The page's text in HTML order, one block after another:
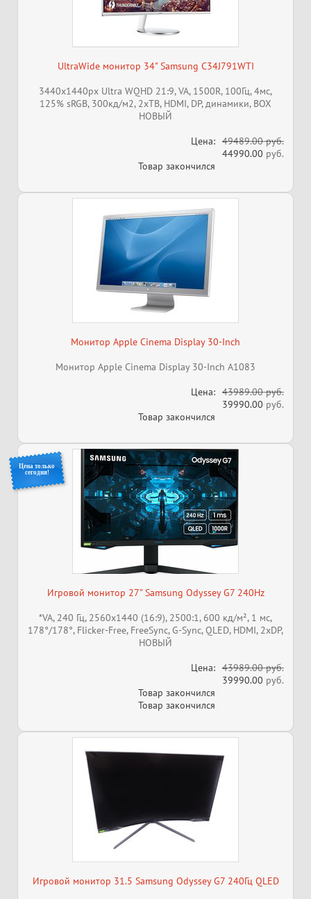
UltraWide монитор 34" Samsung C34J791WTI
3440x1440px Ultra WQHD 21:9, VA, 1500R, 100Гц, 4мс,
125% sRGB, 300кд/м2, 2xTB, HDMI, DP, динамики, BOX
НОВЫЙ
Цена: 49489.00 руб.
44990.00 руб.
Товар закончился
Монитор Apple Cinema Display 30-Inch
Монитор Apple Cinema Display 30-Inch A1083
Цена: 43989.00 руб.
39990.00 руб.
Товар закончился
Цена только
сегодня!
Игровой монитор 27” Samsung Odyssey G7 240Hz
*VA, 240 Гц, 2560x1440 (16:9), 2500:1, 600 кд/м², 1 мс,
178°/178°, Flicker-Free, FreeSync, G-Sync, QLED, HDMI, 2xDP,
НОВЫЙ
Цена: 43989.00 руб.
39990.00 руб.
Товар закончился
Товар закончился
Игровой монитор 31.5 Samsung Odyssey G7 240Гц QLED